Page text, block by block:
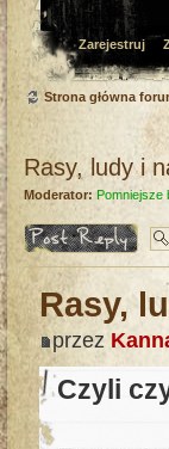
Zarejestruj
Strona główna
Rasy, ludy i
Moderator: Pomniejsze
Odpowiedz
Rasy,
przez
Czyli